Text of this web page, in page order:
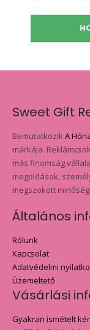
Sweet Gift
BemutatkozikA
márkája.
más finomság
megoldások,
megszokott
Általános
Rólunk
Kapcsolat
Adatvédelmi
Üzemeltető
Vásárlási
Gyakran ismételt